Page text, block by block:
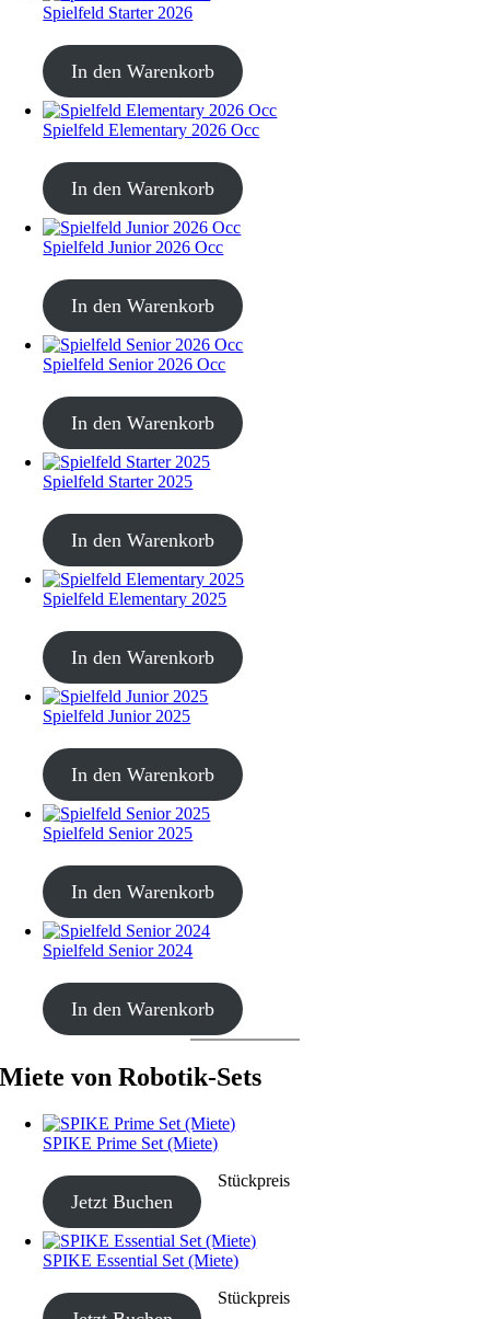
Spielfeld Starter 2026
CHF30.00
In den Warenkorb
Spielfeld Elementary 2026 Occ
CHF30.00
In den Warenkorb
Spielfeld Junior 2026 Occ
CHF30.00
In den Warenkorb
Spielfeld Senior 2026 Occ
CHF30.00
In den Warenkorb
Spielfeld Starter 2025
CHF30.00
In den Warenkorb
Spielfeld Elementary 2025
CHF30.00
In den Warenkorb
Spielfeld Junior 2025
CHF30.00
In den Warenkorb
Spielfeld Senior 2025
CHF30.00
In den Warenkorb
Spielfeld Senior 2024
CHF20.00
In den Warenkorb
Miete von Robotik-Sets
SPIKE Prime Set (Miete)
CHF40.00–CHF190.00 Stückpreis
Jetzt Buchen
SPIKE Essential Set (Miete)
CHF40.00–CHF190.00 Stückpreis